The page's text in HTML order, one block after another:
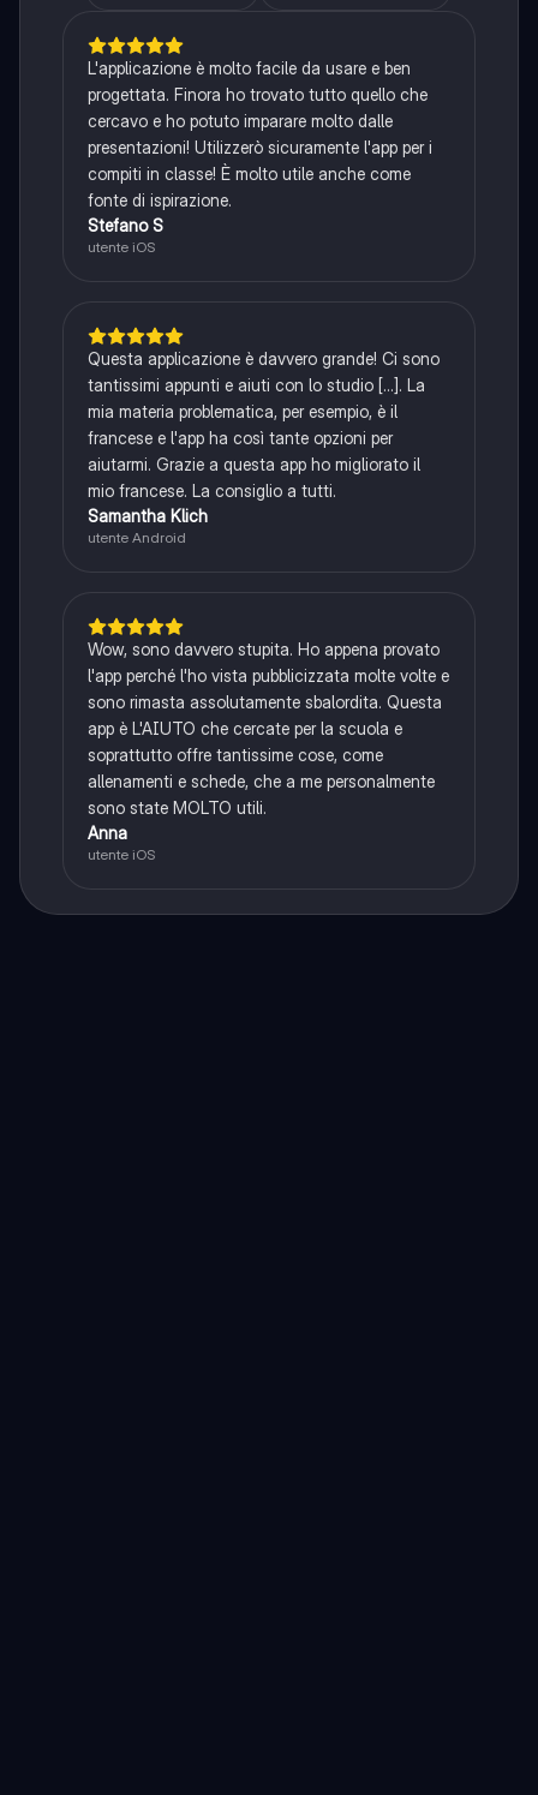
L'applicazione è molto facile da usare e ben
progettata. Finora ho trovato tutto quello che
cercavo e ho potuto imparare molto dalle
presentazioni! Utilizzerò sicuramente l'app per i
compiti in classe! È molto utile anche come
fonte di ispirazione.
Stefano S
utente iOS
Questa applicazione è davvero grande! Ci sono
tantissimi appunti e aiuti con lo studio [...]. La
mia materia problematica, per esempio, è il
francese e l'app ha così tante opzioni per
aiutarmi. Grazie a questa app ho migliorato il
mio francese. La consiglio a tutti.
Samantha Klich
utente Android
Wow, sono davvero stupita. Ho appena provato
l'app perché l'ho vista pubblicizzata molte volte e
sono rimasta assolutamente sbalordita. Questa
app è L'AIUTO che cercate per la scuola e
soprattutto offre tantissime cose, come
allenamenti e schede, che a me personalmente
sono state MOLTO utili.
Anna
utente iOS